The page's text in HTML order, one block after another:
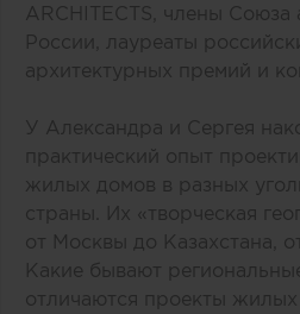
ARCHITECTS, члены Союза
России, лауреаты
архитектурных премий и
У Александра и Сергея
практический опыт
жилых домов в разных
страны. Их «творческая
от Москвы до Казахстана,
Какие бывают
отличаются проекты